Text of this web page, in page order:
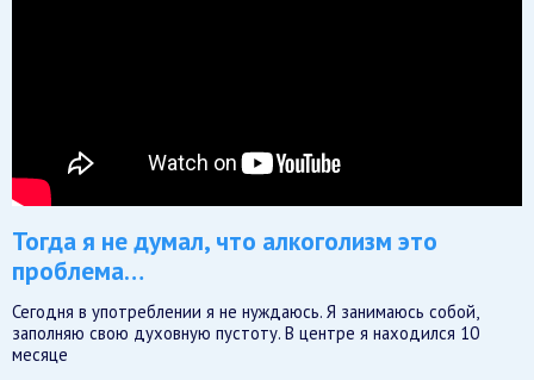
Тогда я не думал, что алкоголизм это
проблема…
Сегодня в употреблении я не нуждаюсь. Я занимаюсь собой,
заполняю свою духовную пустоту. В центре я находился 10
месяце